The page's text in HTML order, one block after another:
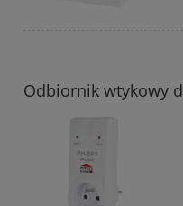
Odbiornik wtykowy